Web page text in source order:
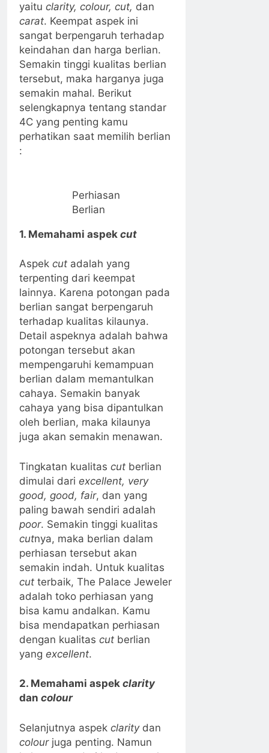
yaitu clarity, colour, cut, dan
carat. Keempat aspek ini
sangat berpengaruh terhadap
keindahan dan harga berlian.
Semakin tinggi kualitas berlian
tersebut, maka harganya juga
semakin mahal. Berikut
selengkapnya tentang standar
4C yang penting kamu
perhatikan saat memilih berlian
:
Perhiasan
Berlian
1. Memahami aspek cut
Aspek cut adalah yang
terpenting dari keempat
lainnya. Karena potongan pada
berlian sangat berpengaruh
terhadap kualitas kilaunya.
Detail aspeknya adalah bahwa
potongan tersebut akan
mempengaruhi kemampuan
berlian dalam memantulkan
cahaya. Semakin banyak
cahaya yang bisa dipantulkan
oleh berlian, maka kilaunya
juga akan semakin menawan.
Tingkatan kualitas cut berlian
dimulai dari excellent, very
good, good, fair, dan yang
paling bawah sendiri adalah
poor. Semakin tinggi kualitas
cutnya, maka berlian dalam
perhiasan tersebut akan
semakin indah. Untuk kualitas
cut terbaik, The Palace Jeweler
adalah toko perhiasan yang
bisa kamu andalkan. Kamu
bisa mendapatkan perhiasan
dengan kualitas cut berlian
yang excellent.
2. Memahami aspek clarity
dan colour
Selanjutnya aspek claritydan
colourjuga penting. Namun